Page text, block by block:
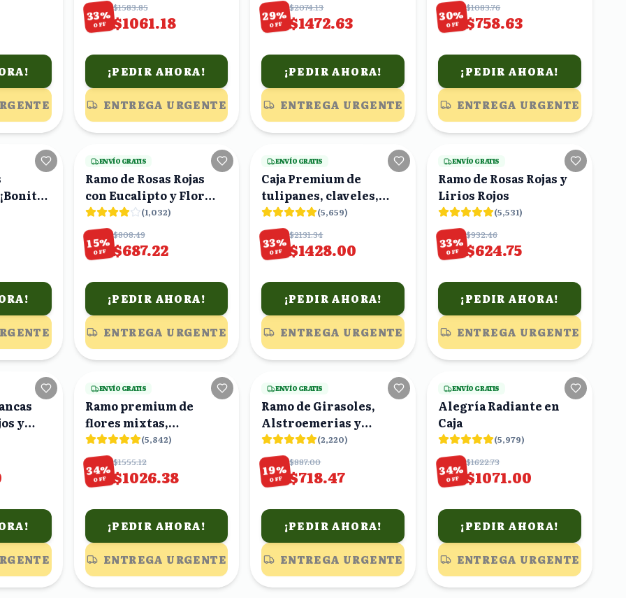
33%
OFF
$1583.85
$1061.18
¡PEDIR AHORA!
ENTREGA URGENTE
29%
OFF
$2074.13
$1472.63
¡PEDIR AHORA!
ENTREGA URGENTE
30%
OFF
$1083.76
$758.63
¡PEDIR AHORA!
ENTREGA URGENTE
20viendo 4viendo
ENVÍO GRATIS
Ramo de Rosas Rojas
con Eucalipto y Flor
Morada
(1,032)
15%
OFF
$808.49
$687.22
¡PEDIR AHORA!
ENTREGA URGENTE
24viendo
ENVÍO GRATIS
Caja Premium de
tulipanes, claveles,
rosas, hortensias
rositas
(5,659)
33%
OFF
$2131.34
$1428.00
¡PEDIR AHORA!
ENTREGA URGENTE
23viendo
ENVÍO GRATIS
Ramo de Rosas Rojas y
Lirios Rojos
(5,531)
33%
OFF
$932.46
$624.75
¡PEDIR AHORA!
ENTREGA URGENTE
17viendo
y
24viendo
ENVÍO GRATIS
Ramo premium de
flores mixtas,
gerberas, rosas,
claveles
(5,842)
34%
OFF
$1555.12
$1026.38
¡PEDIR AHORA!
ENTREGA URGENTE
8viendo
ENVÍO GRATIS
Ramo de Girasoles,
Alstroemerias y
Claveles Rosas
(2,220)
19%
OFF
$887.00
$718.47
¡PEDIR AHORA!
ENTREGA URGENTE
24viendo
ENVÍO GRATIS
Alegría Radiante en
Caja
(5,979)
34%
OFF
$1622.73
$1071.00
¡PEDIR AHORA!
ENTREGA URGENTE
25viendo 18viendo 17viendo 18viendo